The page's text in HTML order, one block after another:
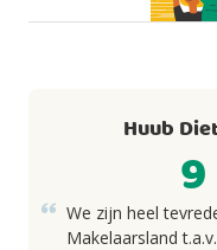
Huub
9
We zijn heel
Makelaarsland